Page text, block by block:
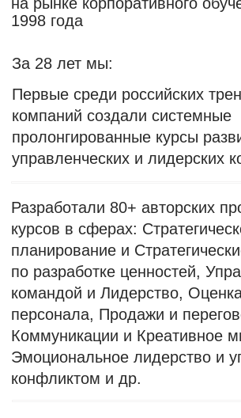
курс МВА по специализации «Управление
персоналом», основанный на кейсах
(реализован Бизнес-Школой МИРБИС).
Среди первых на рынке стали проводить
сессии стратегического планирования
(с 2001 года).
партнеры, в том числе государственные
Нашиценности
Каждый день тренинга – это действие,
Практический Подход
01